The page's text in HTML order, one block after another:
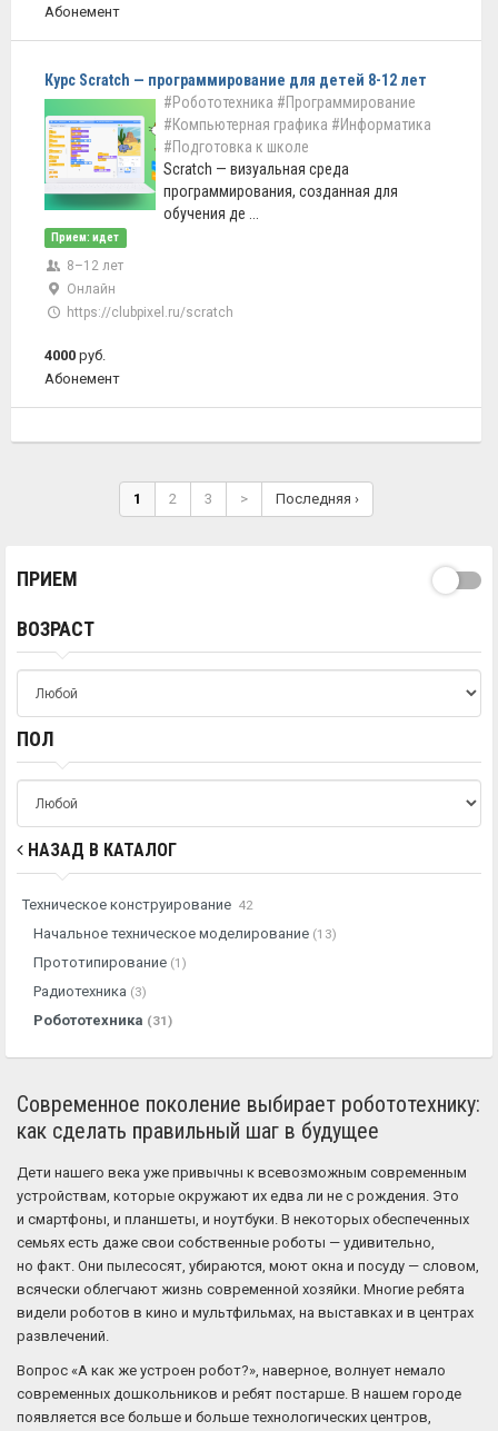
Абонемент
Курс Scratch — программирование для детей 8-12 лет
#Робототехника #Программирование
#Компьютерная графика #Информатика
#Подготовка к школе
Scratch — визуальная среда
программирования, созданная для
обучения де ...
Прием: идет
8–12 лет
Онлайн
https://clubpixel.ru/scratch
4000 руб.
Абонемент
1 2 3 > Последняя ›
ПРИЕМ
ВОЗРАСТ
ПОЛ
НАЗАД В КАТАЛОГ
Техническое конструирование 42
Начальное техническое моделирование (13)
Прототипирование (1)
Радиотехника (3)
Робототехника (31)
Современное поколение выбирает робототехнику:
как сделать правильный шаг в будущее
Дети нашего века уже привычны к всевозможным современным
устройствам, которые окружают их едва ли не с рождения. Это
и смартфоны, и планшеты, и ноутбуки. В некоторых обеспеченных
семьях есть даже свои собственные роботы — удивительно,
но факт. Они пылесосят, убираются, моют окна и посуду — словом,
всячески облегчают жизнь современной хозяйки. Многие ребята
видели роботов в кино и мультфильмах, на выставках и в центрах
развлечений.
Вопрос «А как же устроен робот?», наверное, волнует немало
современных дошкольников и ребят постарше. В нашем городе
появляется все больше и больше технологических центров,